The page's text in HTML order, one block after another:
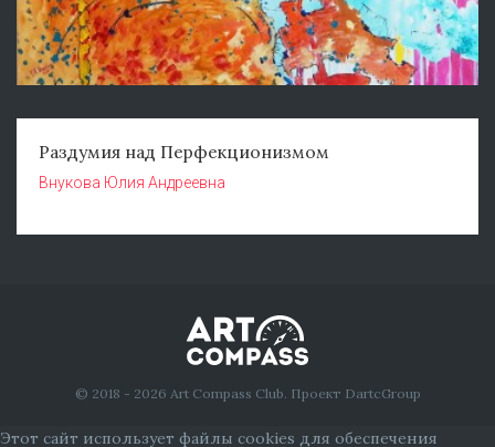
Раздумия над Перфекционизмом
Внукова Юлия Андреевна
© 2018 - 2026 Art Compass Club. Проект DartcGroup
Этот сайт использует файлы cookies для обеспечения